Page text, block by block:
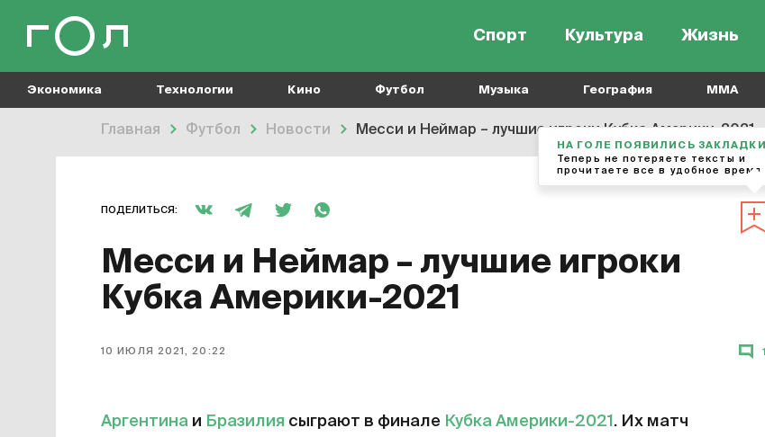
Спорт Культура Жизнь
Экономика Технологии Кино Футбол Музыка География MMA
Главная Футбол Новости Месси и Неймар – лучшие игроки Кубка Америки-2021
ПОДЕЛИТЬСЯ:
Месси и Неймар – лучшие игроки
Кубка Америки-2021
10 ИЮЛЯ 2021, 20:22 1
Аргентина и Бразилия сыграют в финале Кубка Америки-2021 . Их матч
НА ГОЛЕ ПОЯВИЛИСЬ ЗАКЛАДКИ
Теперь не потеряете тексты и
прочитаете все в удобное время